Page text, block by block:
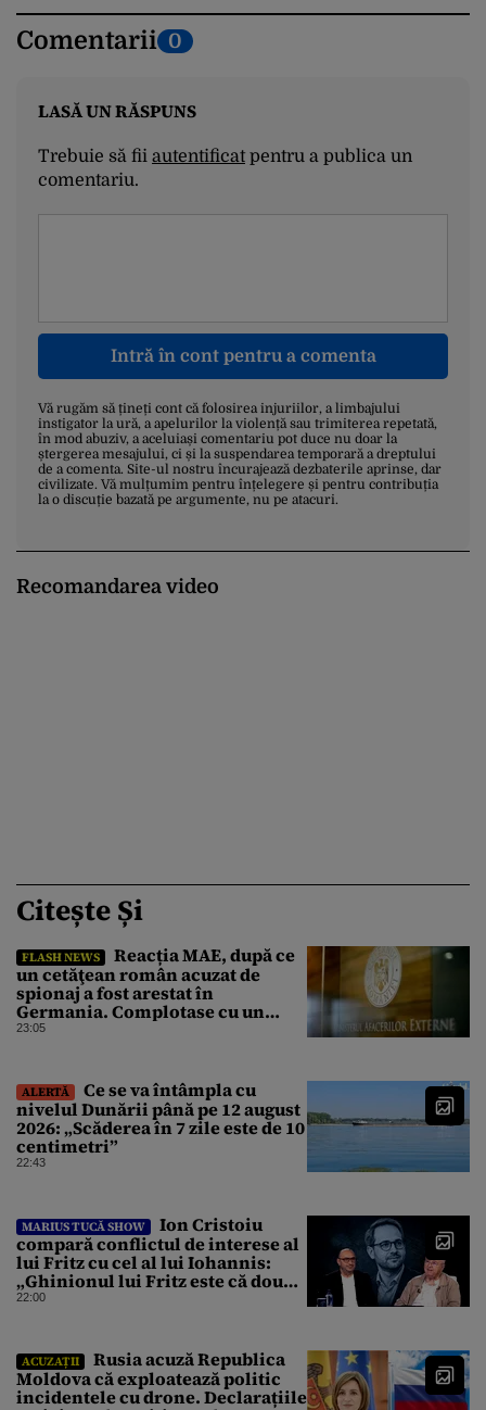
Comentarii 0
LASĂ UN RĂSPUNS
Trebuie să fii autentificatpentru a publica un
comentariu.
Intră în cont pentru a comenta
Vă rugăm să țineți cont că folosirea injuriilor, a limbajului
instigator la ură, a apelurilor la violență sau trimiterea repetată,
în mod abuziv, a aceluiași comentariu pot duce nu doar la
ștergerea mesajului, ci și la suspendarea temporară a dreptului
de a comenta. Site-ul nostru încurajează dezbaterile aprinse, dar
civilizate. Vă mulțumim pentru înțelegere și pentru contribuția
la o discuție bazată pe argumente, nu pe atacuri.
Recomandarea video
Citește Și
FLASH NEWS
Reacția MAE, după ce
un cetăţean român acuzat de
spionaj a fost arestat în
Germania. Complotase cu un
ucrainean ca să asasineze un
23:05
ALERTĂ
Ce se va întâmpla cu
nivelul Dunării până pe 12 august
2026: „Scăderea în 7 zile este de 10
centimetri”
22:43
MARIUS TUCĂ SHOW
Ion Cristoiu
compară conflictul de interese al
lui Fritz cu cel al lui Iohannis:
„Ghinionul lui Fritz este că două
instanțe l-au declarat
22:00
ACUZAȚII
Rusia acuză Republica
Moldova că exploatează politic
incidentele cu drone. Declarațiile